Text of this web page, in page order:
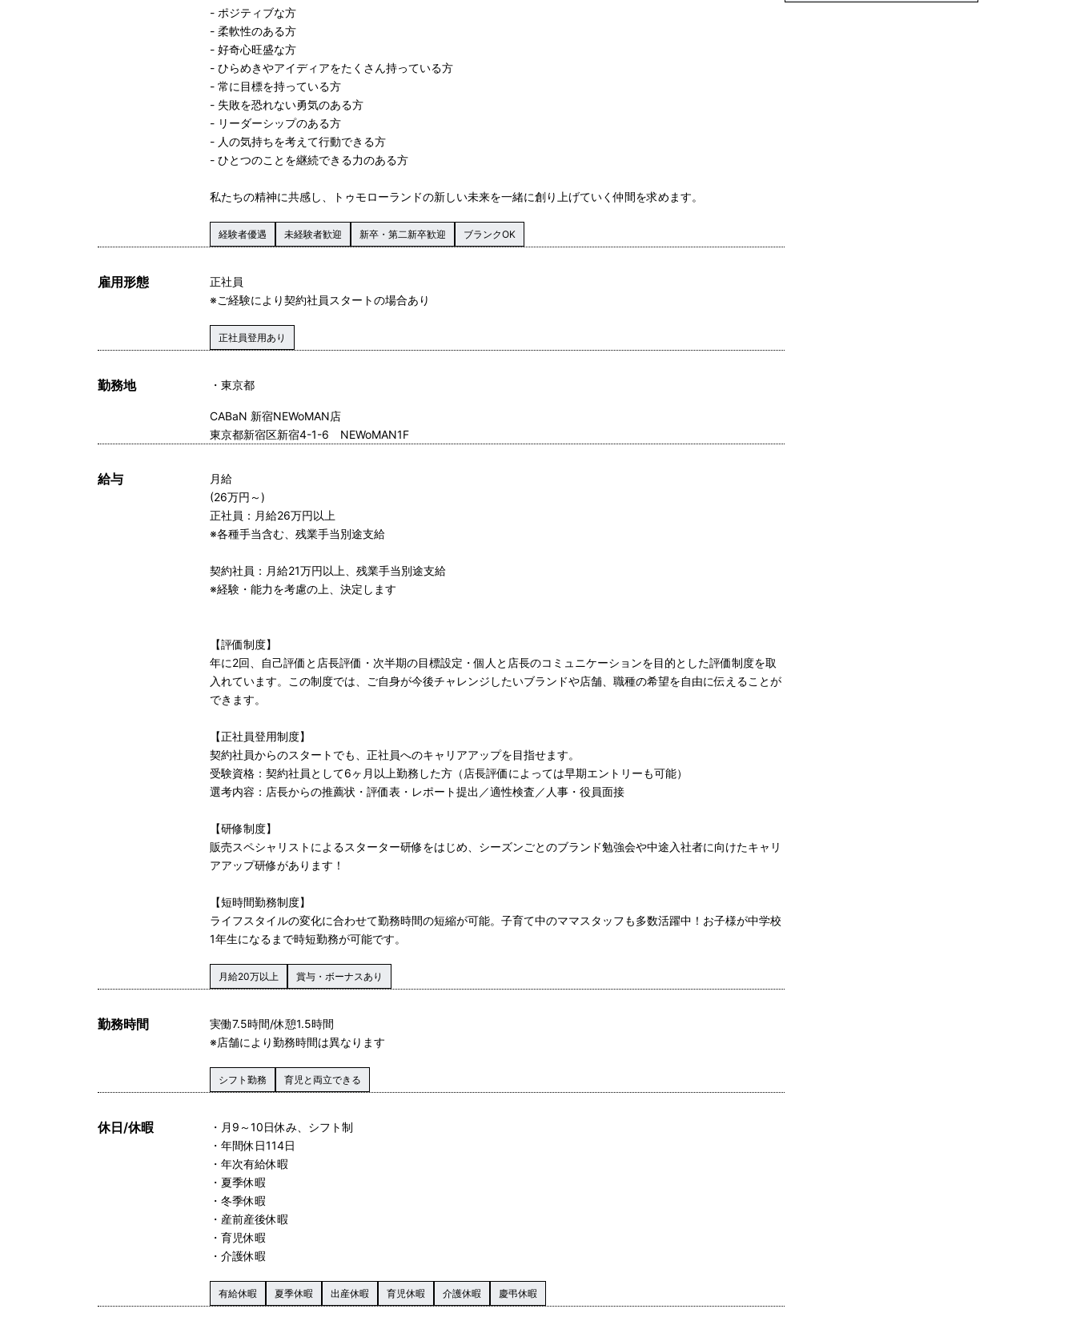
- ポジティブな方
- 柔軟性のある方
- 好奇心旺盛な方
- ひらめきやアイディアをたくさん持っている方
- 常に目標を持っている方
- 失敗を恐れない勇気のある方
- リーダーシップのある方
- 人の気持ちを考えて行動できる方
- ひとつのことを継続できる力のある方
私たちの精神に共感し、トゥモローランドの新しい未来を一緒に創り上げていく仲間を求めます。
経験者優遇 未経験者歓迎 新卒・第二新卒歓迎 ブランクOK
雇用形態
正社員
※ご経験により契約社員スタートの場合あり
正社員登用あり
勤務地 東京都
CABaN 新宿NEWoMAN店
東京都新宿区新宿4-1-6 NEWoMAN1F
給与
月給
(26万円～)
正社員：月給26万円以上
※各種手当含む、残業手当別途支給
契約社員：月給21万円以上、残 業手当別途支給
※経験・能力を考慮の上、決定します
【評価制度】
年に2回、自己評価と店長評価・次半期の目標設定・個人と店長のコミュニケーションを目的とした評価制度を取
入れています。この制度では、ご自身が今後チャレンジしたいブランドや店舗、職種の希望を自由に伝えることが
できます。
【正社員登用制度】
契約社員からのスタートでも、正社員へのキャリアアップを目指せます。
受験資格：契約社員として6ヶ月以上勤務した方（店長評価によっては早期エントリーも可能）
選考内容：店長からの推薦状・評価表・レポート提出／適性検査／人事・役員面接
【研修制度】
販売スペシャリストによるスターター研修をはじめ、シーズンごとのブランド勉強会や中途入社者に向けたキャリ
アアップ研修があります！
【短時間勤務制度】
ライフスタイルの変化に合わせて勤務時間の短縮が可能。子育て中のママスタッフも多数活躍中！お子様が中学校
1 年生になるまで時短勤務が可能です。
月給20万以上 賞与・ボーナスあり
勤務時間
実働 7.5時間/休憩1.5時間
※店舗により勤務時間は異なります
シフト勤務 育児と両立できる
休日/休暇
・月9～10日休み、シフト制
・年間休日114日
・年次有給休暇
・夏季休暇
・冬季休暇
・産前産後休暇
・育児休暇
・介護休暇
有給休暇 夏季休暇 出産休暇 育児休暇 介護休暇 慶弔休暇